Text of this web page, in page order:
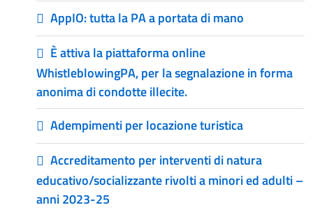
AppIO: tutta la PA a portata di mano
È attiva la piattaforma online
WhistleblowingPA, per la segnalazione in forma
anonima di condotte illecite.
Adempimenti per locazione turistica
Accreditamento per interventi di natura
educativo/socializzante rivolti a minori ed adulti –
anni 2023-25